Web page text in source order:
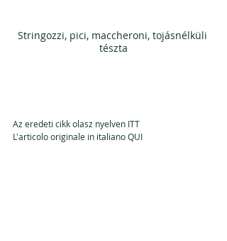
Stringozzi, pici, maccheroni, tojásnélküli
tészta
Az eredeti cikk olasz nyelven ITT
L'articolo originale in italiano QUI